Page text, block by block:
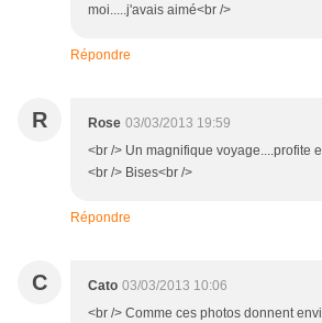
moi.....j'avais aimé<br />
Répondre
R Rose 03/03/2013 19:59
<br /> Un magnifique voyage....profite
<br /> Bises<br />
Répondre
C Cato 03/03/2013 10:06
<br /> Comme ces photos donnent